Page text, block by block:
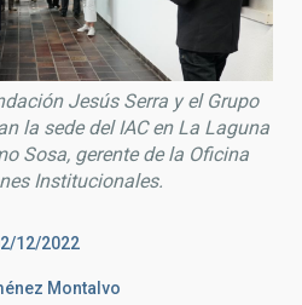
Jesús Serra y el Grupo
la sede del IAC en La Laguna
Sosa, gerente de la Oficina
Institucionales.
12/2022
Montalvo